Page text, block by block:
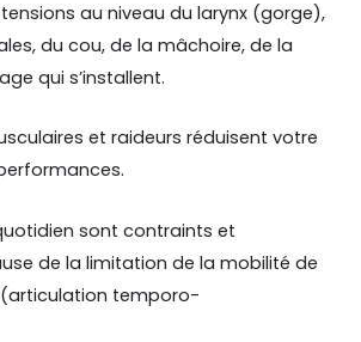
au niveau du larynx (gorge),
du cou, de la mâchoire, de la
qui s’installent.
et raideurs réduisent votre
sont contraints et
de la limitation de la mobilité de
temporo-